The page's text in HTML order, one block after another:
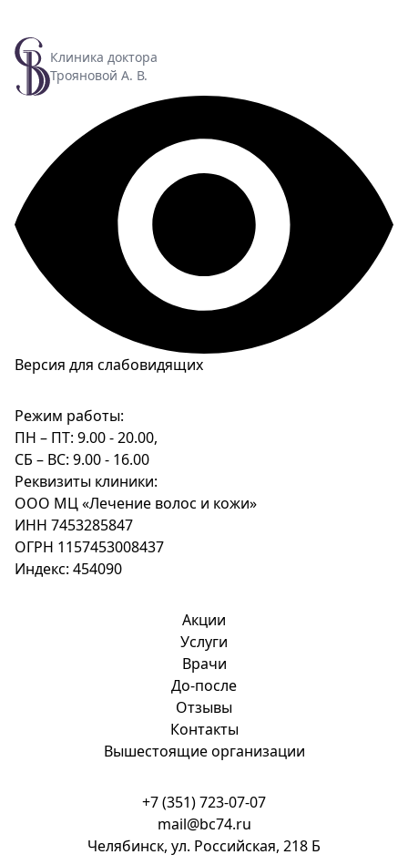
Клиника доктора
Трояновой А. В.
Версия для слабовидящих
Режим работы:
ПН – ПТ: 9.00 - 20.00,
СБ – ВС: 9.00 - 16.00
Реквизиты клиники:
ООО МЦ «Лечение волос и кожи»
ИНН 7453285847
ОГРН 1157453008437
Индекс: 454090
Акции
Услуги
Врачи
До-после
Отзывы
Контакты
Вышестоящие организации
+7 (351) 723-07-07
mail@bc74.ru
Челябинск, ул. Российская, 218 Б